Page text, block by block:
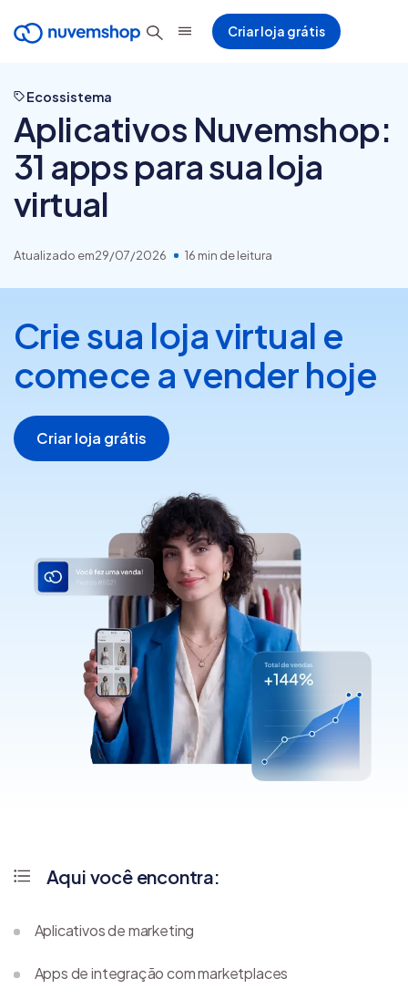
Criar loja grátis
Ecossistema
Aplicativos Nuvemshop:
31 apps para sua loja
virtual
Atualizado em29/07/2026 16 min de leitura
Crie sua loja virtual e
comece a vender hoje
Criar loja grátis
Aqui você encontra:
Aplicativos de marketing
Apps de integração com marketplaces